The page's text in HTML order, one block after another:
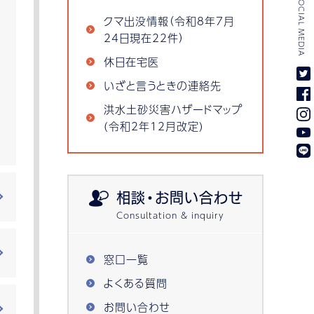
クマ出没情報（令和8年7月
24日現在22件）
休日在宅医
いざと言うときの連絡先
洪水土砂災害ハザードマップ
(令和2年12月改定)
相談・お問い合わせ
窓口一覧
よくある質問
お問い合わせ
SOCIAL MEDIA